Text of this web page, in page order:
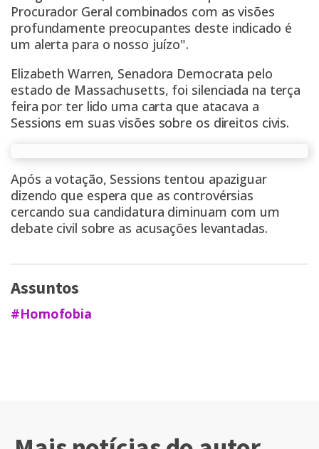
Procurador Geral combinados com as visões
profundamente preocupantes deste indicado é
um alerta para o nosso juízo".
Elizabeth Warren, Senadora Democrata pelo
estado de Massachusetts, foi silenciada na terça
feira por ter lido uma carta que atacava a
Sessions em suas visões sobre os direitos civis.
Após a votação, Sessions tentou apaziguar
dizendo que espera que as controvérsias
cercando sua candidatura diminuam com um
debate civil sobre as acusações levantadas.
Assuntos
#Homofobia